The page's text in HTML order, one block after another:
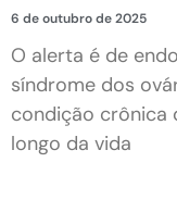
6 de outubro de 2025
O alerta é de
síndrome dos
condição crônica
longo da vida